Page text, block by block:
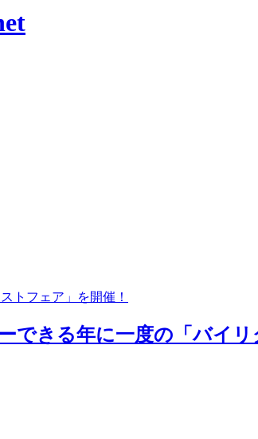
トフェア」を開催！
できる年に一度の「バイリ